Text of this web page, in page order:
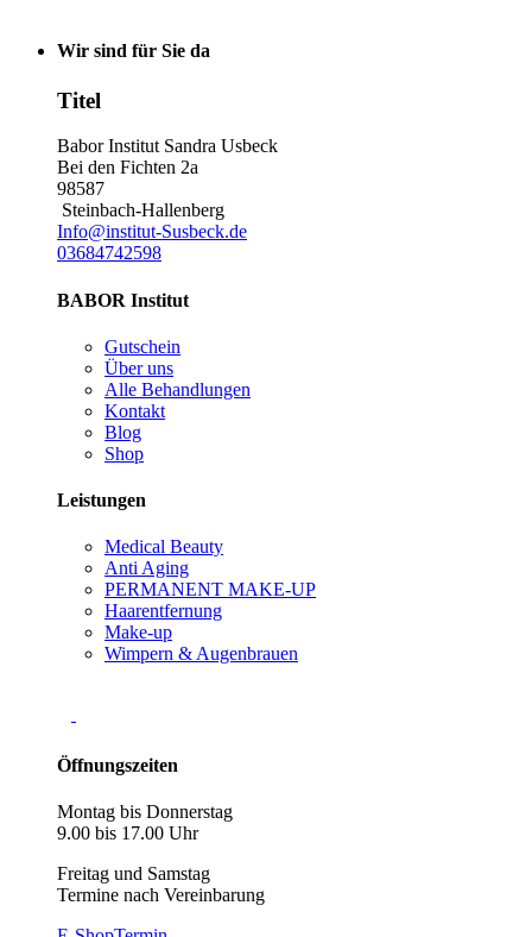
Wir sind für Sie da
Titel
Babor Institut Sandra Usbeck
Bei den Fichten 2a
98587
Steinbach-Hallenberg
Info@institut-Susbeck.de
03684742598
BABOR Institut
Gutschein
Über uns
Alle Behandlungen
Kontakt
Blog
Shop
Leistungen
Medical Beauty
Anti Aging
PERMANENT MAKE-UP
Haarentfernung
Make-up
Wimpern & Augenbrauen
Öffnungszeiten
Montag bis Donnerstag
9.00 bis 17.00 Uhr
Freitag und Samstag
Termine nach Vereinbarung